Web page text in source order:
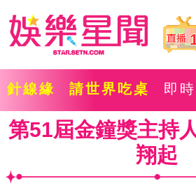
針線緣 請世界吃桌 即時
第51屆金鐘獎主持
翔起